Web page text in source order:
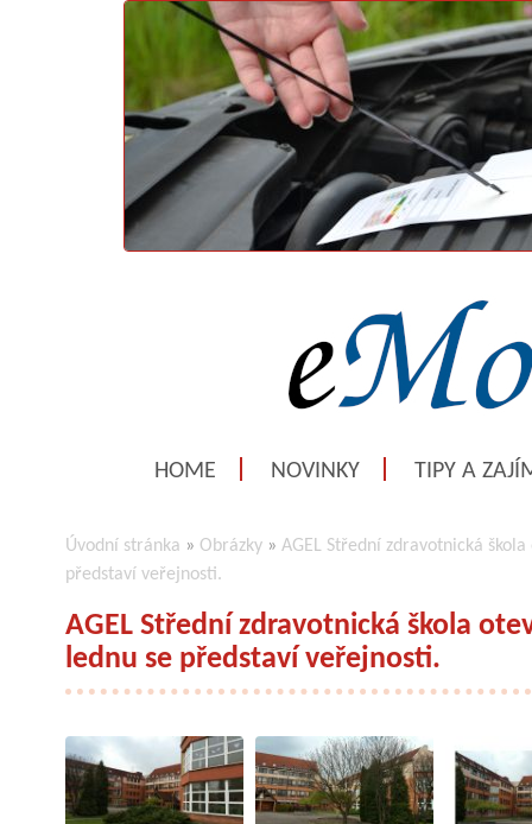
HOME NOVINKY TIPY A
Úvodní stránka » Obrázky » AGEL Střední zdravotnická
představí veřejnosti.
AGEL Střední zdravotnická škola
lednu se představí veřejnosti.